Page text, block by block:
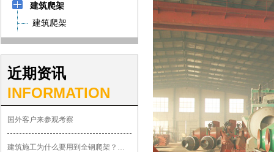
建筑爬架
建筑爬架
近期资讯
INFORMATION
国外客户来参观考察
建筑施工为什么要用到全钢爬架？有什么优势？